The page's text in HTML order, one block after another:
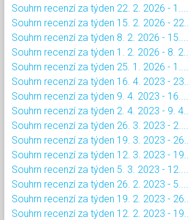
Souhrn recenzí za týden 22. 2. 2026 - 1....
Souhrn recenzí za týden 15. 2. 2026 - 22....
Souhrn recenzí za týden 8. 2. 2026 - 15....
Souhrn recenzí za týden 1. 2. 2026 - 8. 2....
Souhrn recenzí za týden 25. 1. 2026 - 1....
Souhrn recenzí za týden 16. 4. 2023 - 23....
Souhrn recenzí za týden 9. 4. 2023 - 16....
Souhrn recenzí za týden 2. 4. 2023 - 9. 4....
Souhrn recenzí za týden 26. 3. 2023 - 2....
Souhrn recenzí za týden 19. 3. 2023 - 26....
Souhrn recenzí za týden 12. 3. 2023 - 19....
Souhrn recenzí za týden 5. 3. 2023 - 12....
Souhrn recenzí za týden 26. 2. 2023 - 5....
Souhrn recenzí za týden 19. 2. 2023 - 26....
Souhrn recenzí za týden 12. 2. 2023 - 19....